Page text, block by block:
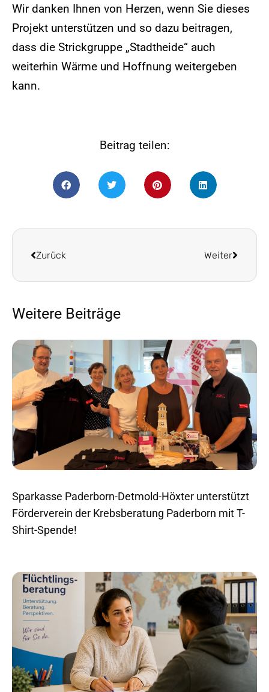
Wir danken Ihnen von Herzen, wenn Sie dieses
Projekt unterstützen und so dazu beitragen,
dass die Strickgruppe „Stadtheide“ auch
weiterhin Wärme und Hoffnung weitergeben
kann.
Beitrag teilen:
Zurück Weiter
Weitere Beiträge
Sparkasse Paderborn-Detmold-Höxter unterstützt
Förderverein der Krebsberatung Paderborn mit T-
Shirt-Spende!